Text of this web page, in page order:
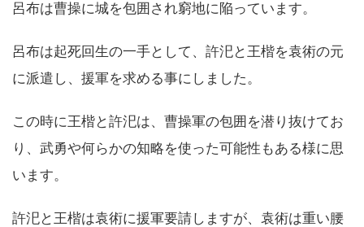
呂布は曹操に城を包囲され窮地に陥っています。
呂布は起死回生の一手として、許汜と王楷を袁術の元
に派遣し、援軍を求める事にしました。
この時に王楷と許汜は、曹操軍の包囲を潜り抜けてお
り、武勇や何らかの知略を使った可能性もある様に思
います。
許汜と王楷は袁術に援軍要請しますが、袁術は重い腰